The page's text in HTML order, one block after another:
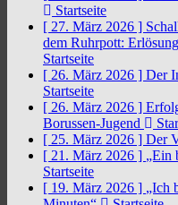
Startseite
[ 27. März 2026 ]
dem Ruhrpott:
Startseite
[ 26. März 2026 ] Der
Startseite
[ 26. März 2026 ]
Borussen-Jugend
[ 25. März 2026 ] Der
[ 21. März 2026 ] „Ein
Startseite
[ 19. März 2026 ] „Ich